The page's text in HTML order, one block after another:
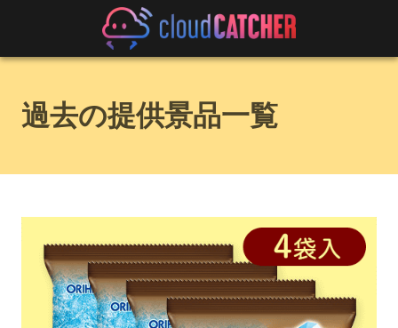
過去の提供景品一覧